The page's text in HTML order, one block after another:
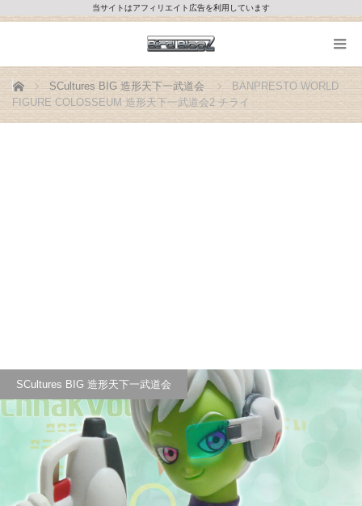
当サイトはアフィリエイト広告を利用しています
ホーム SCultures BIG 造形天下一武道会
BANPRESTO WORLD
FIGURE COLOSSEUM 造形天下一武道会2 チライ
SCultures BIG 造形天下一武道会